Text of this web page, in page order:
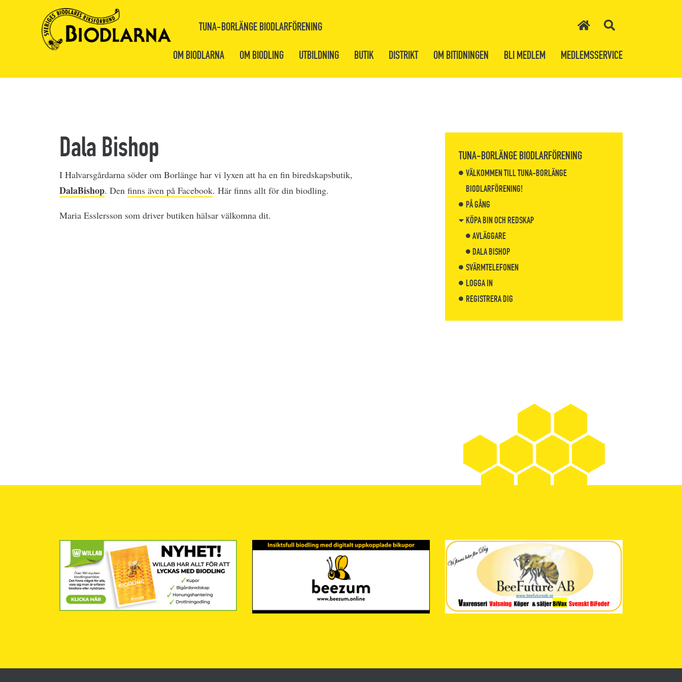
TUNA-BORLÄNGE BIODLARFÖRENING
OM BIODLARNA OM BIODLING UTBILDNING BUTIK DISTRIKT OM BITIDNINGEN BLI MEDLEM MEDLEMSSERVICE
Dala Bishop
I Halvarsgårdarna söder om Borlänge har vi lyxen att ha en fin biredskapsbutik,
DalaBishop. Den finns även på Facebook. Här finns allt för din biodling.
Maria Esslersson som driver butiken hälsar välkomna dit.
TUNA-BORLÄNGE BIODLARFÖRENING
VÄLKOMMEN TILL TUNA-BORLÄNGE
BIODLARFÖRENING!
PÅ GÅNG
KÖPA BIN OCH REDSKAP
AVLÄGGARE
DALA BISHOP
SVÄRMTELEFONEN
LOGGA IN
REGISTRERA DIG